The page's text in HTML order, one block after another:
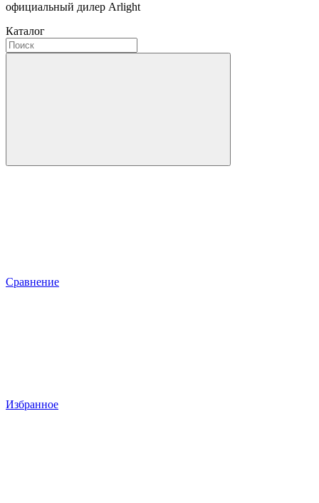
официальный дилер Arlight
Каталог
Сравнение
Избранное